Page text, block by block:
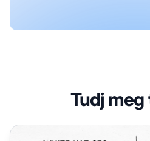
Tudj
Miért fontosak a White Hat